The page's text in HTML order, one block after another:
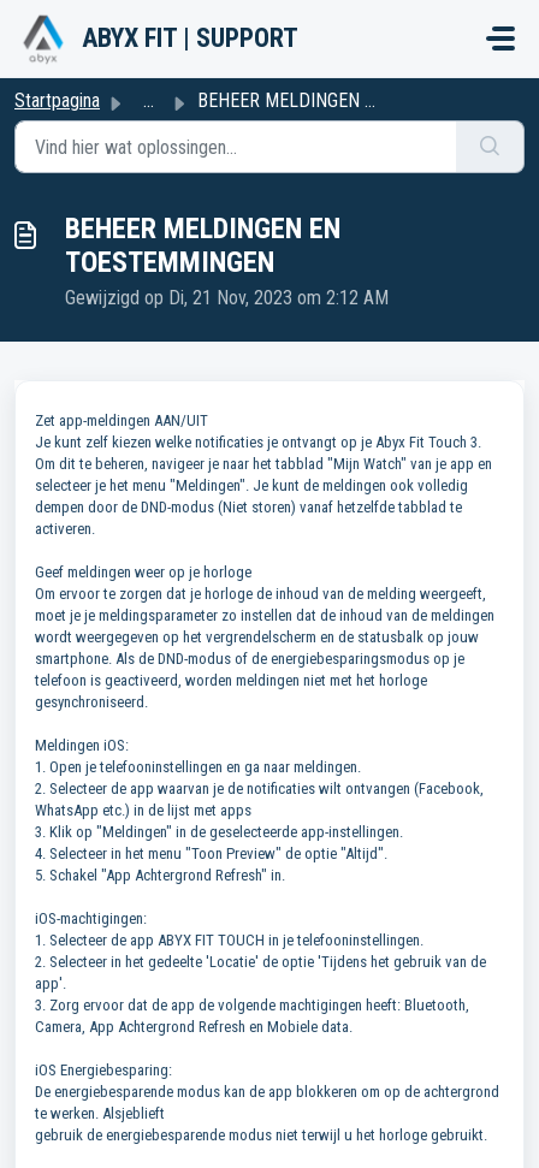
Doorgaan naar hoofdinhoud
ABYX FIT | SUPPORT
Startpagina ... BEHEER MELDINGEN EN TOESTEMMINGEN
BEHEER MELDINGEN EN
TOESTEMMINGEN
Gewijzigd op Di, 21 Nov, 2023 om 2:12 AM
Zet app-meldingen AAN/UIT
Je kunt zelf kiezen welke notificaties je ontvangt op je Abyx Fit Touch 3.
Om dit te beheren, navigeer je naar het tabblad "Mijn Watch" van je app en
selecteer je het menu "Meldingen". Je kunt de meldingen ook volledig
dempen door de DND-modus (Niet storen) vanaf hetzelfde tabblad te
activeren.
Geef meldingen weer op je horloge
Om ervoor te zorgen dat je horloge de inhoud van de melding weergeeft,
moet je je meldingsparameter zo instellen dat de inhoud van de meldingen
wordt weergegeven op het vergrendelscherm en de statusbalk op jouw
smartphone. Als de DND-modus of de energiebesparingsmodus op je
telefoon is geactiveerd, worden meldingen niet met het horloge
gesynchroniseerd.
Meldingen iOS:
1. Open je telefooninstellingen en ga naar meldingen.
2. Selecteer de app waarvan je de notificaties wilt ontvangen (Facebook,
WhatsApp etc.) in de lijst met apps
3. Klik op "Meldingen" in de geselecteerde app-instellingen.
4. Selecteer in het menu "Toon Preview" de optie "Altijd".
5. Schakel "App Achtergrond Refresh" in.
iOS-machtigingen:
1. Selecteer de app ABYX FIT TOUCH in je telefooninstellingen.
2. Selecteer in het gedeelte 'Locatie' de optie 'Tijdens het gebruik van de
app'.
3. Zorg ervoor dat de app de volgende machtigingen heeft: Bluetooth,
Camera, App Achtergrond Refresh en Mobiele data.
iOS Energiebesparing:
De energiebesparende modus kan de app blokkeren om op de achtergrond
te werken. Alsjeblieft
gebruik de energiebesparende modus niet terwijl u het horloge gebruikt.